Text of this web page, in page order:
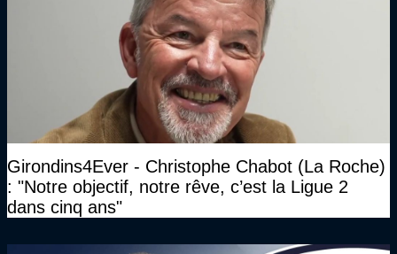
Girondins4Ever - Christophe Chabot (La Roche)
: "Notre objectif, notre rêve, c’est la Ligue 2
dans cinq ans"